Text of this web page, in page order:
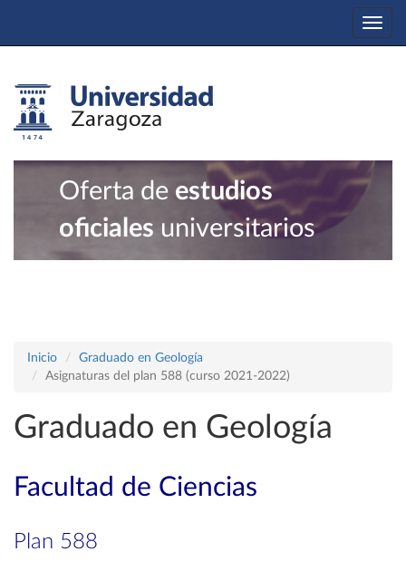
Oferta de estudios
oficiales universitarios
Inicio
Graduado en Geología
Asignaturas del plan 588 (curso 2021-2022)
Graduado en Geología
Facultad de Ciencias
Plan 588